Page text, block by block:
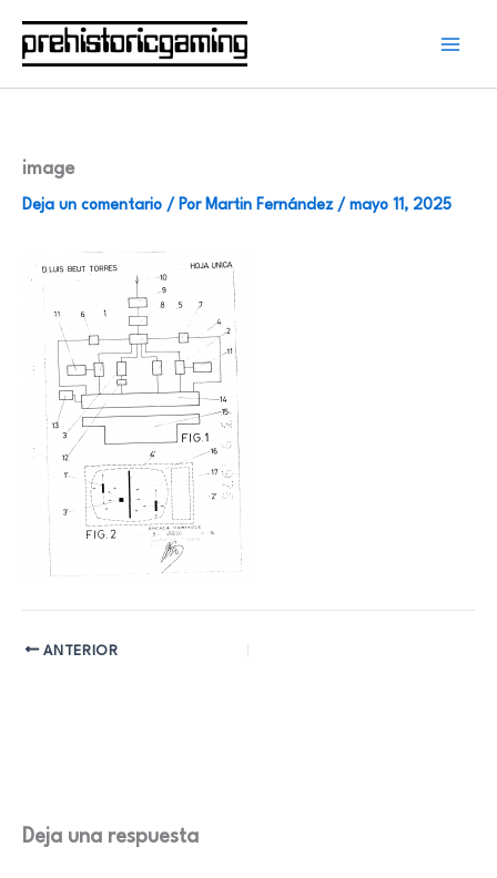
contenido
image
Deja un comentario / Por Martin Fernández / mayo 11, 2025
ANTERIOR
Deja una respuesta